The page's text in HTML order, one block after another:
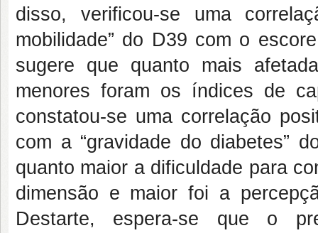
disso, verificou-se uma
mobilidade” do D39 com o
sugere que quanto mais
menores foram os índices de
constatou-se uma correlação
com a “gravidade do diabetes”
quanto maior a dificuldade para
dimensão e maior foi a
Destarte, espera-se que o